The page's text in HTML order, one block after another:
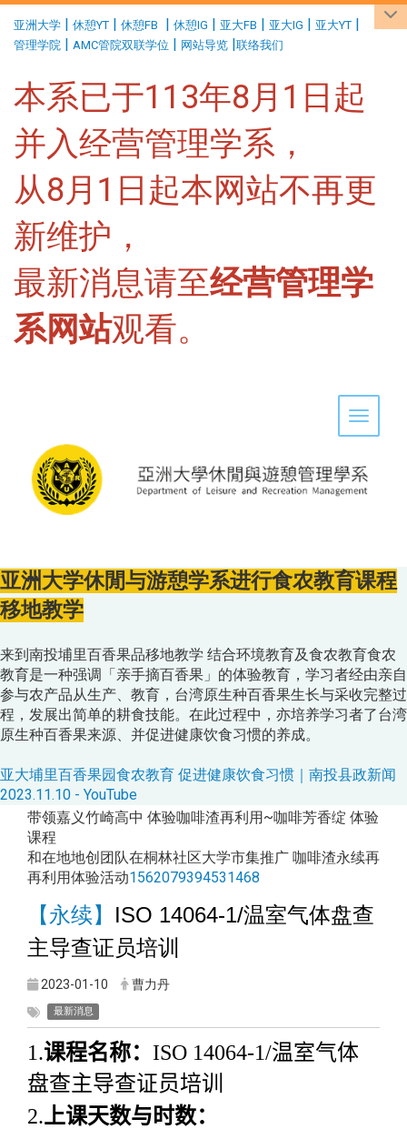
亚洲大学 | 休憩YT | 休憩FB | 休憩IG | 亚大FB | 亚大IG | 亚大YT |
管理学院 | AMC管院双联学位 | 网站导览 |联络我们
本系已于113年8月1日起
并入经营管理学系，
从8月1日起本网站不再更
新维护，
最新消息请至经营管理学
系网站观看。
Toggle
亚洲大学休閒与游憩学系进行食农教育课程
移地教学
来到南投埔里百香果品移地教学 结合环境教育及食农教育食农
教育是一种强调「亲手摘百香果」的体验教育，学习者经由亲自
参与农产品从生产、教育，台湾原生种百香果生长与采收完整过
程，发展出简单的耕食技能。在此过程中，亦培养学习者了台湾
原生种百香果来源、并促进健康饮食习惯的养成。
亚大埔里百香果园食农教育 促进健康饮食习惯｜南投县政新闻
2023.11.10 - YouTube
带领嘉义竹崎高中 体验咖啡渣再利用~咖啡芳香绽 体验
课程
和在地地创团队在桐林社区大学市集推广 咖啡渣永续再
再利用体验活动1562079394531468
【永续】 ISO 14064-1/温室气体盘查
主导查证员培训
2023-01-10 曹力丹
最新消息
1.课程名称： ISO 14064-1/温室气体
盘查主导查证员培训
2.上课天数与时数：